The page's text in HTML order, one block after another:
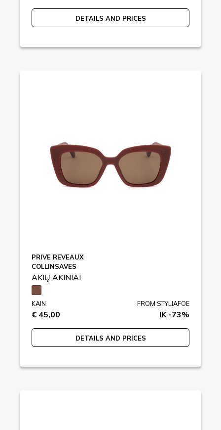
DETAILS AND PRICES
PRIVE REVEAUX
COLLINSAVES
AKIŲ AKINIAI
KAIN
€ 45,00
FROM STYLIAFOE
IK -73%
DETAILS AND PRICES